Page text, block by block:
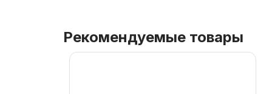
Рекомендуемые товары